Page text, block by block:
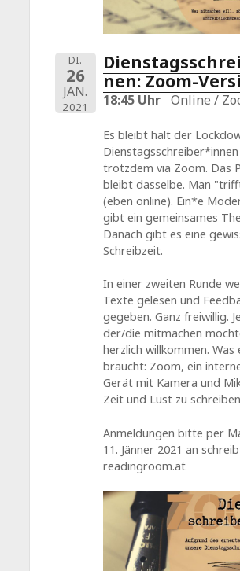
DI.
26
JAN.
2021
nen: Zoom-
18:45 Uhr Online /
Es bleibt halt der
trotzdem via Zoom. Das
bleibt dasselbe. Man
(eben online). Ein*e
gibt ein gemeinsames
Danach gibt es eine
Schreibzeit.
In einer zweiten Runde
Texte gelesen und
gegeben. Ganz freiwillig.
der/die mitmachen
herzlich willkommen. Was
braucht: Zoom, ein
Gerät mit Kamera und
Zeit und Lust zu
Anmeldungen bitte per
11. Jänner 2021 an
readingroom.at